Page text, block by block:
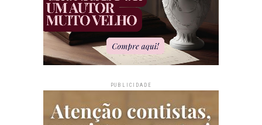
PUBLICIDADE